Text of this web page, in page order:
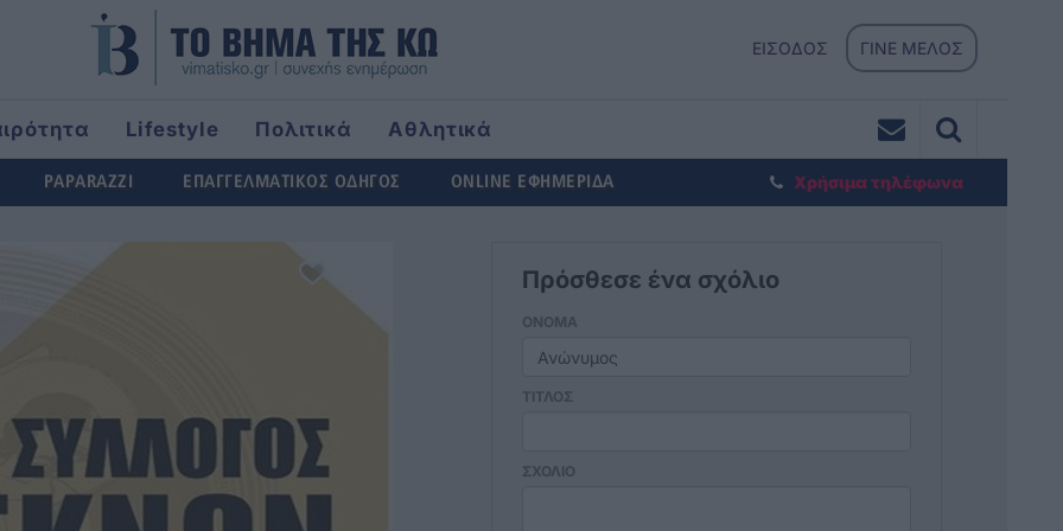
ΕΙΣΟΔΟΣ ΓΙΝΕ ΜΕΛΟΣ
Lifestyle Πολιτικά
Αθλητικά
PAPARAZZI ΕΠΑΓΓΕΛΜΑΤΙΚΟΣ ΟΔΗΓΟΣ ONLINE ΕΦΗΜΕΡΙΔΑ Χρήσιμα τηλέφωνα
Πρόσθεσε ένα σχόλιο
ΟΝΟΜΑ
ΤΙΤΛΟΣ
ΣΧΟΛΙΟ